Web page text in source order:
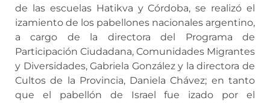
de las escuelas Hatikva y Córdoba, se realizó el
izamiento de los pabellones nacionales argentino,
a cargo de la directora del Programa de
Participación Ciudadana, Comunidades Migrantes
y Diversidades, Gabriela González y la directora de
Cultos de la Provincia, Daniela Chávez; en tanto
que el pabellón de Israel fue izado por el